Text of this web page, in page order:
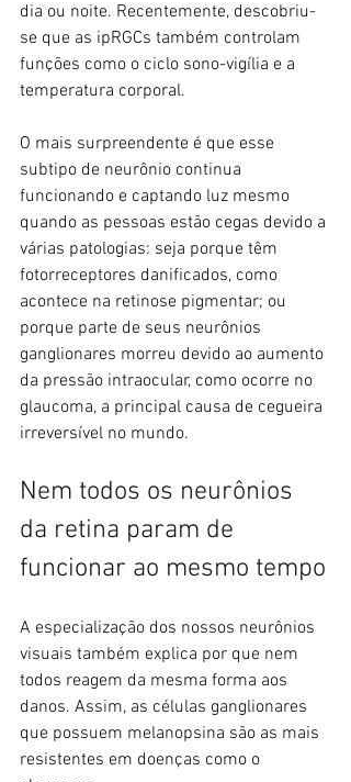
dia ou noite. Recentemente, descobriu-
se que as ipRGCs também controlam
funções como o ciclo sono-vigília e a
temperatura corporal.
O mais surpreendente é que esse
subtipo de neurônio continua
funcionando e captando luz mesmo
quando as pessoas estão cegas devido a
várias patologias: seja porque têm
fotorreceptores danificados, como
acontece na retinose pigmentar; ou
porque parte de seus neurônios
ganglionares morreu devido ao aumento
da pressão intraocular, como ocorre no
glaucoma, a principal causa de cegueira
irreversível no mundo.
Nem todos os neurônios
da retina param de
funcionar ao mesmo tempo
A especialização dos nossos neurônios
visuais também explica por que nem
todos reagem da mesma forma aos
danos. Assim, as células ganglionares
que possuem melanopsina são as mais
resistentes em doenças como o